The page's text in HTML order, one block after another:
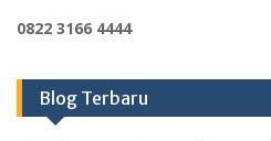
0822 3166 4444
Blog Terbaru